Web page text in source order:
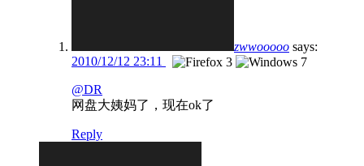
zwwooooo says:
2010/12/12 23:11
@DR
网盘大姨妈了，现在ok了
Reply